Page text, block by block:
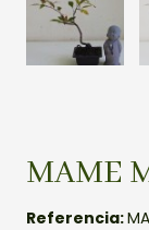
MAME
Referencia: